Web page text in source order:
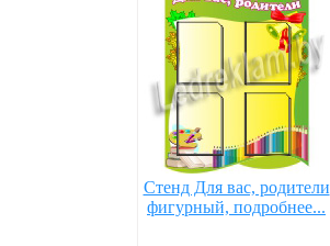
Стенд Для вас, родители
фигурный, подробнее...